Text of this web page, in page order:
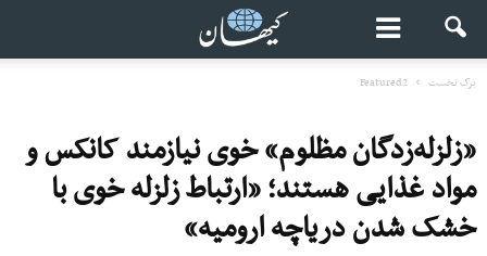
برگ نخست Featured2
«زلزله‌زدگان مظلوم» خوی نیازمند کانکس و
مواد غذایی هستند؛ «ارتباط زلزله خوی با
خشک شدن دریاچه ارومیه»